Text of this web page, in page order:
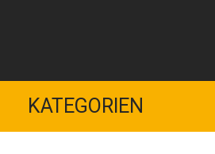
KATEGORIEN